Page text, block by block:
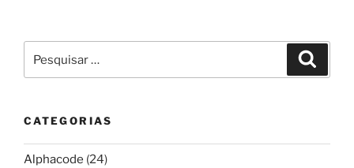
por:
CATEGORIAS
Alphacode (24)